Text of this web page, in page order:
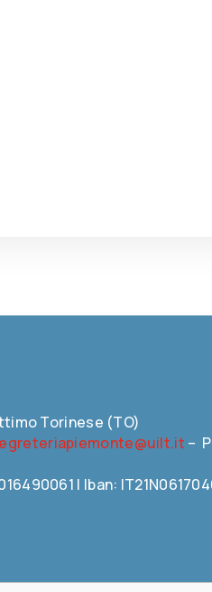
Torinese (TO)
–
| Iban: